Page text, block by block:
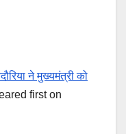
ने मुख्यमंत्री को
first on